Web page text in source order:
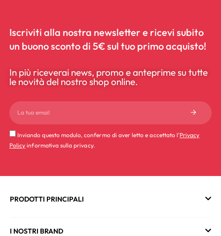
Iscriviti alla nostra newsletter e ricevi subito
un buono sconto di 5€ sul tuo primo acquisto!
In più riceverai news, promo e anteprime su tutte
le novità del nostro shop online.
Inviando questo modulo, confermo di aver letto e accettato l'Privacy
Policy informativa sulla privacy.
PRODOTTI PRINCIPALI
I NOSTRI BRAND